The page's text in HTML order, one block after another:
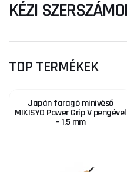
KÉZI
TOP TERMÉKEK
Japán faragó minivéső
MIKISYO Power Grip V pengével
- 1,5 mm